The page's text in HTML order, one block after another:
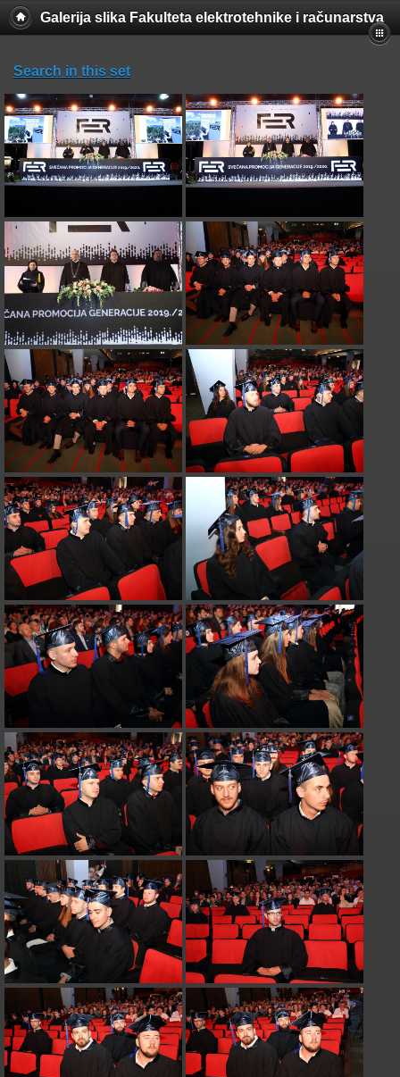
Galerija slika Fakulteta elektrotehnike i računarstva
Search in this set